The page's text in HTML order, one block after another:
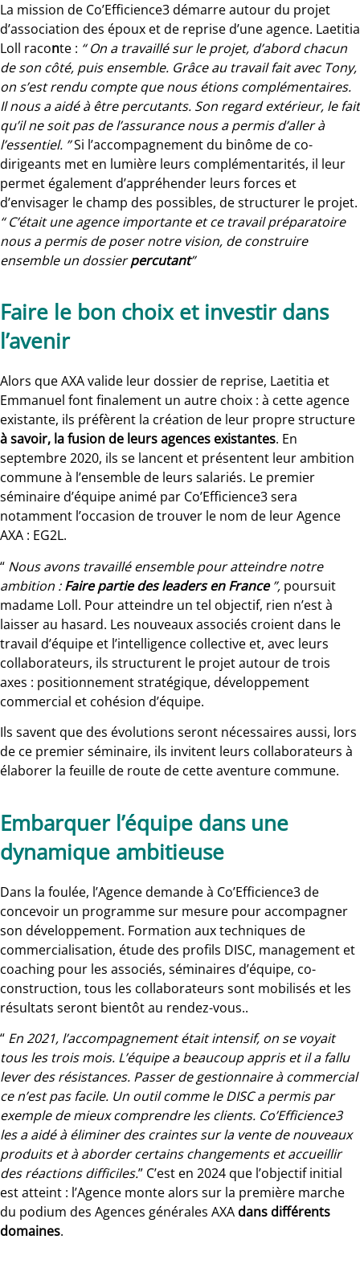
La mission de Co’Efficience3 démarre autour du projet
d’association des époux et de reprise d’une agence. Laetitia
Loll raconte : “ On a travaillé sur le projet, d’abord chacun
de son côté, puis ensemble. Grâce au travail fait avec Tony,
on s’est rendu compte que nous étions complémentaires.
Il nous a aidé à être percutants. Son regard extérieur, le fait
qu’il ne soit pas de l’assurance nous a permis d’aller à
l’essentiel. ”Si l’accompagnement du binôme de co-
dirigeants met en lumière leurs complémentarités, il leur
permet également d’appréhender leurs forces et
d’envisager le champ des possibles, de structurer le projet.
“ C’était une agence importante et ce travail préparatoire
nous a permis de poser notre vision, de construire
ensemble un dossierpercutant”
Faire le bon choix et investir dans
l’avenir
Alors que AXA valide leur dossier de reprise, Laetitia et
Emmanuel font finalement un autre choix : à cette agence
existante, ils préfèrent la création de leur propre structure
à savoir, la fusion de leurs agences existantes. En
septembre 2020, ils se lancent et présentent leur ambition
commune à l’ensemble de leurs salariés. Le premier
séminaire d’équipe animé par Co’Efficience3 sera
notamment l’occasion de trouver le nom de leur Agence
AXA : EG2L.
“ Nous avons travaillé ensemble pour atteindre notre
ambition :Faire partie des leaders en France”, poursuit
madame Loll. Pour atteindre un tel objectif, rien n’est à
laisser au hasard. Les nouveaux associés croient dans le
travail d’équipe et l’intelligence collective et, avec leurs
collaborateurs, ils structurent le projet autour de trois
axes : positionnement stratégique, développement
commercial et cohésion d’équipe.
Ils savent que des évolutions seront nécessaires aussi, lors
de ce premier séminaire, ils invitent leurs collaborateurs à
élaborer la feuille de route de cette aventure commune.
Embarquer l’équipe dans une
dynamique ambitieuse
Dans la foulée, l’Agence demande à Co’Efficience3 de
concevoir un programme sur mesure pour accompagner
son développement. Formation aux techniques de
commercialisation, étude des profils DISC, management et
coaching pour les associés, séminaires d’équipe, co-
construction, tous les collaborateurs sont mobilisés et les
résultats seront bientôt au rendez-vous..
“ En 2021, l’accompagnement était intensif, on se voyait
tous les trois mois. L’équipe a beaucoup appris et il a fallu
lever des résistances. Passer de gestionnaire à commercial
ce n’est pas facile. Un outil comme le DISC a permis par
exemple de mieux comprendre les clients. Co’Efficience3
les a aidé à éliminer des craintes sur la vente de nouveaux
produits et à aborder certains changements et accueillir
des réactions difficiles.” C’est en 2024 que l’objectif initial
est atteint : l’Agence monte alors sur la première marche
du podium des Agences générales AXA dans différents
domaines.